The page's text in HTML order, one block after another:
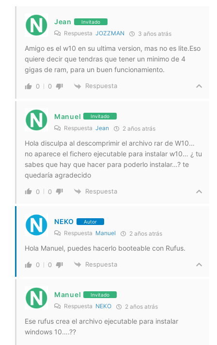
Jean Invitado
Respuesta JOZZMAN 3 años atrás
Amigo es el w10 en su ultima version, mas no es lite.Eso
quiere decir que tendras que tener un minimo de 4
gigas de ram, para un buen funcionamiento.
0 0 Respuesta
Manuel Invitado
Respuesta Jean 2 años atrás
Hola disculpa al descomprimir el archivo rar de W10…
no aparece el fichero ejecutable para instalar w10… ¿ tu
sabes que hay que hacer para poderlo instalar…? te
quedaría agradecido
0 0 Respuesta
NEKO Autor
Respuesta Manuel 2 años atrás
Hola Manuel, puedes hacerlo booteable con Rufus.
0 0 Respuesta
Manuel Invitado
Respuesta NEKO 2 años atrás
Ese rufus crea el archivo ejecutable para instalar
windows 10….??